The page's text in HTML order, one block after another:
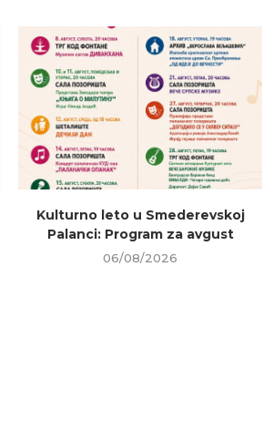
Kulturno leto u Smederevskoj
Palanci: Program za avgust
06/08/2026